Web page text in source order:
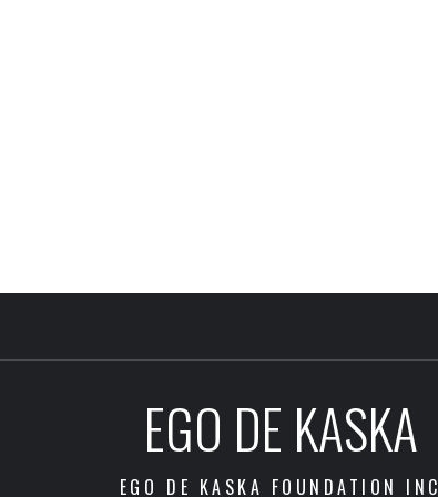
EGO DE KASKA
EGO DE KASKA FOUNDATION INC